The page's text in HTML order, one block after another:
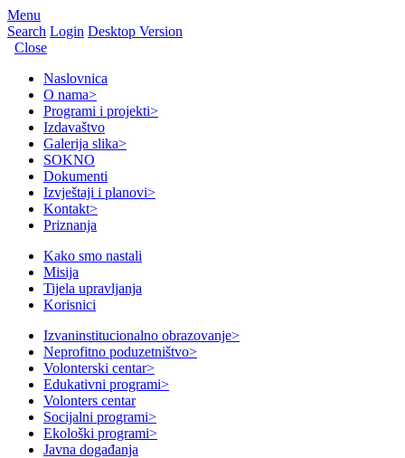
Menu
Search Login Desktop Version
Close
Naslovnica
O nama>
Programi i projekti>
Izdavaštvo
Galerija slika>
SOKNO
Dokumenti
Izvještaji i planovi>
Kontakt>
Priznanja
Kako smo nastali
Misija
Tijela upravljanja
Korisnici
Izvaninstitucionalno obrazovanje>
Neprofitno poduzetništvo>
Volonterski centar>
Edukativni programi>
Volonters centar
Socijalni programi>
Ekološki programi>
Javna događanja